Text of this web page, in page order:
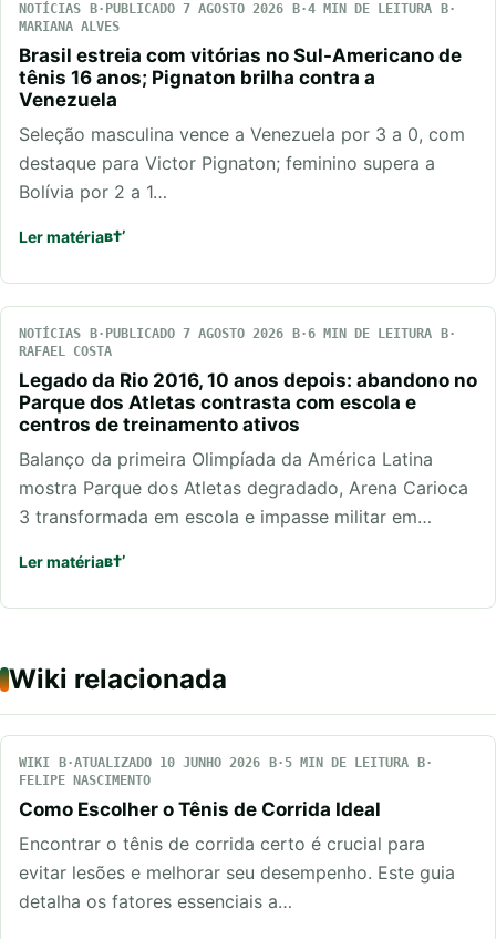
NOTÍCIAS PUBLICADO 7 AGOSTO 2026
4 MIN DE LEITURA
MARIANA ALVES
Brasil estreia com vitórias no Sul-Americano de
tênis 16 anos; Pignaton brilha contra a
Venezuela
Seleção masculina vence a Venezuela por 3 a 0, com
destaque para Victor Pignaton; feminino supera a
Bolívia por 2 a 1…
Ler matéria
NOTÍCIAS PUBLICADO 7 AGOSTO 2026
6 MIN DE LEITURA
RAFAEL COSTA
Legado da Rio 2016, 10 anos depois: abandono no
Parque dos Atletas contrasta com escola e
centros de treinamento ativos
Balanço da primeira Olimpíada da América Latina
mostra Parque dos Atletas degradado, Arena Carioca
3 transformada em escola e impasse militar em…
Ler matéria
Wiki relacionada
WIKI ATUALIZADO 10 JUNHO 2026
5 MIN DE LEITURA
FELIPE NASCIMENTO
Como Escolher o Tênis de Corrida Ideal
Encontrar o tênis de corrida certo é crucial para
evitar lesões e melhorar seu desempenho. Este guia
detalha os fatores essenciais a…